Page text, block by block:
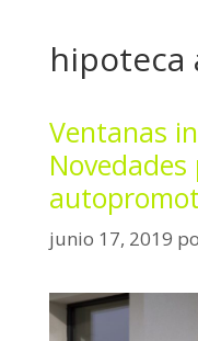
Ventanas
Novedades
junio 17, 2019